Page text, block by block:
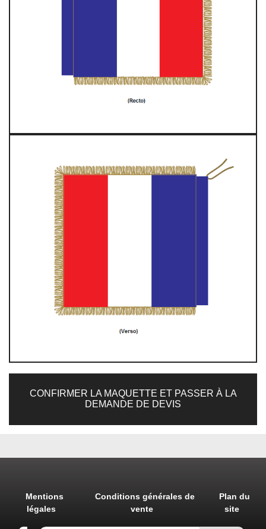
CONFIRMER LA MAQUETTE ET PASSER À LA
DEMANDE DE DEVIS
Mentions
légales
Conditions générales de
vente
Plan du
site